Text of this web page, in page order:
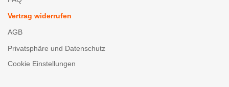
Vertrag widerrufen
AGB
Privatsphäre und Datenschutz
Cookie Einstellungen